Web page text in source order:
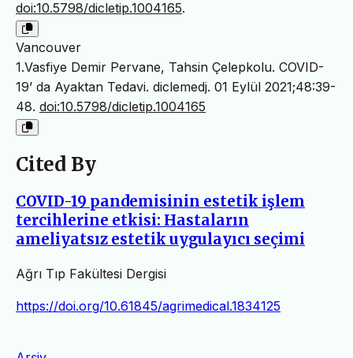
doi:10.5798/dicletip.1004165.
Vancouver
1.Vasfiye Demir Pervane, Tahsin Çelepkolu. COVID-
19’ da Ayaktan Tedavi. diclemedj. 01 Eylül 2021;48:39-
48. doi:10.5798/dicletip.1004165
Cited By
COVID-19 pandemisinin estetik işlem
tercihlerine etkisi: Hastaların
ameliyatsız estetik uygulayıcı seçimi
Ağrı Tıp Fakültesi Dergisi
https://doi.org/10.61845/agrimedical.1834125